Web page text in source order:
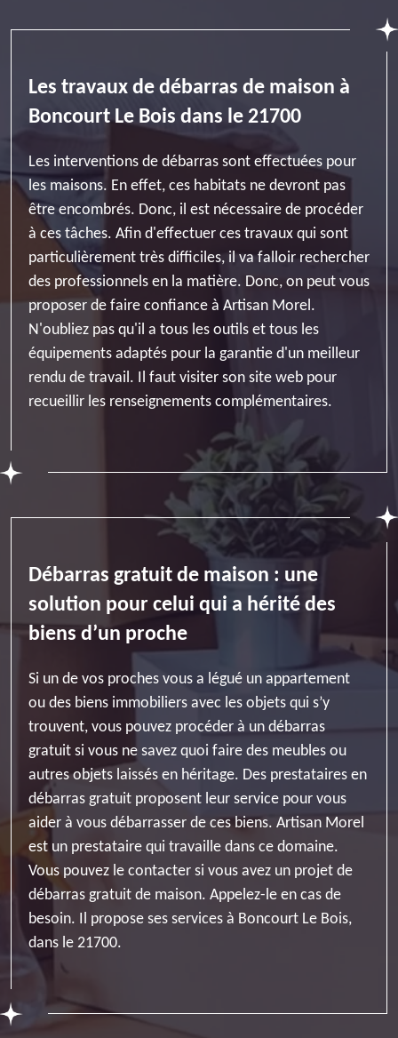
Les travaux de débarras de maison à
Boncourt Le Bois dans le 21700
Les interventions de débarras sont effectuées pour
les maisons. En effet, ces habitats ne devront pas
être encombrés. Donc, il est nécessaire de procéder
à ces tâches. Afin d'effectuer ces travaux qui sont
particulièrement très difficiles, il va falloir rechercher
des professionnels en la matière. Donc, on peut vous
proposer de faire confiance à Artisan Morel.
N'oubliez pas qu'il a tous les outils et tous les
équipements adaptés pour la garantie d'un meilleur
rendu de travail. Il faut visiter son site web pour
recueillir les renseignements complémentaires.
Débarras gratuit de maison : une
solution pour celui qui a hérité des
biens d’un proche
Si un de vos proches vous a légué un appartement
ou des biens immobiliers avec les objets qui s’y
trouvent, vous pouvez procéder à un débarras
gratuit si vous ne savez quoi faire des meubles ou
autres objets laissés en héritage. Des prestataires en
débarras gratuit proposent leur service pour vous
aider à vous débarrasser de ces biens. Artisan Morel
est un prestataire qui travaille dans ce domaine.
Vous pouvez le contacter si vous avez un projet de
débarras gratuit de maison. Appelez-le en cas de
besoin. Il propose ses services à Boncourt Le Bois,
dans le 21700.